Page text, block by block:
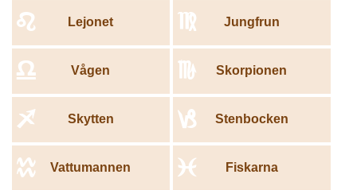
Lejonet
e Jungfrun
f
Vågen
g Skorpionen
h
Skytten
i Stenbocken
j
Vattumannen
k Fiskarna
l